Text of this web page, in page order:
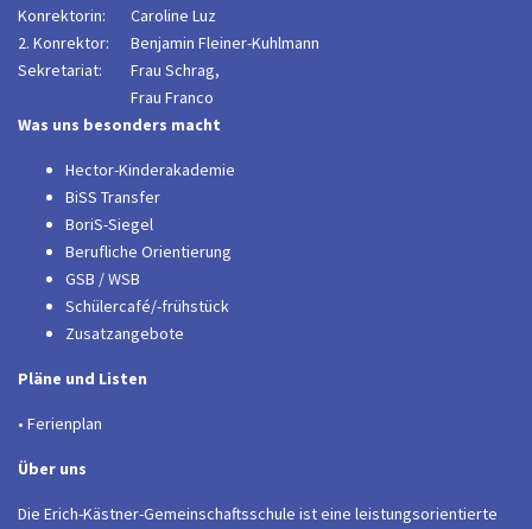
Konrektorin:
Caroline Luz
2. Konrektor:
Benjamin Fleiner-Kuhlmann
Sekretariat:
Frau Schrag,
Frau Franco
Was uns besonders macht
Hector-Kinderakademie
BiSS Transfer
BoriS-Siegel
Berufliche Orientierung
GSB / WSB
Schülercafé/-frühstück
Zusatzangebote
Pläne und Listen
• Ferienplan
Über uns
Die Erich-Kästner-Gemeinschaftsschule ist eine leistungsorientierte